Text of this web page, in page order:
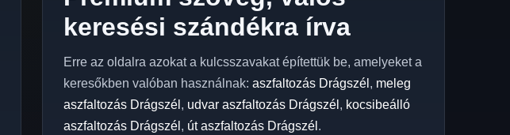
keresési szándékra írva
Erre az oldalra azokat a kulcsszavakat építettük be, amelyeket a
keresőkben valóban használnak:aszfaltozás Drágszél , meleg
aszfaltozás Drágszél , udvar aszfaltozás Drágszél , kocsibeálló
aszfaltozás Drágszél , út aszfaltozás Drágszél .